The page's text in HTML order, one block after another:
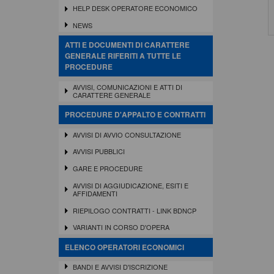
HELP DESK OPERATORE ECONOMICO
NEWS
ATTI E DOCUMENTI DI CARATTERE
GENERALE RIFERITI A TUTTE LE
PROCEDURE
AVVISI, COMUNICAZIONI E ATTI DI
CARATTERE GENERALE
PROCEDURE D'APPALTO E CONTRATTI
AVVISI DI AVVIO CONSULTAZIONE
AVVISI PUBBLICI
GARE E PROCEDURE
AVVISI DI AGGIUDICAZIONE, ESITI E
AFFIDAMENTI
RIEPILOGO CONTRATTI - LINK BDNCP
VARIANTI IN CORSO D'OPERA
ELENCO OPERATORI ECONOMICI
BANDI E AVVISI D'ISCRIZIONE